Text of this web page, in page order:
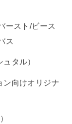
ースト/ビース
ス
タル）
ン向けオリジナ